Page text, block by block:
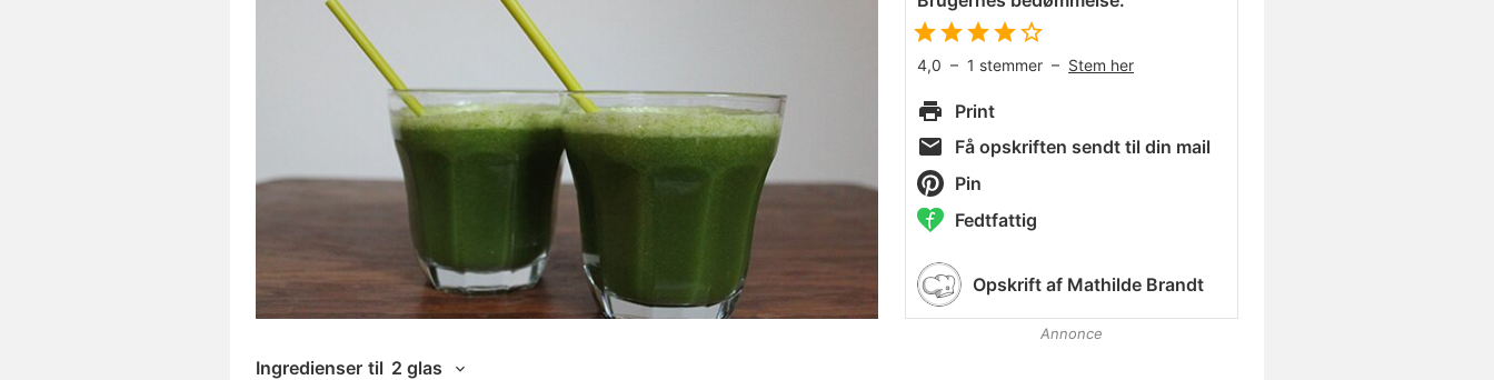
Ingredienser til 2 glas
4,0 – 1 stemmer – Stem her
Print
Få opskriften sendt til din mail
Pin
Fedtfattig
Opskrift af Mathilde Brandt
Annonce